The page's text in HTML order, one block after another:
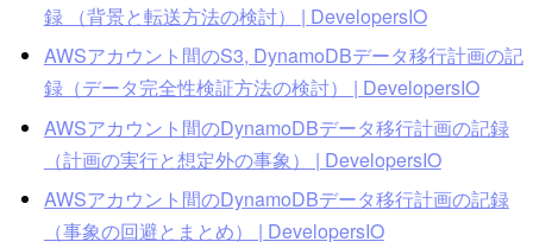
録 （背景と転送方法の検討） | DevelopersIO
AWSアカウント間のS3, DynamoDBデータ移行計画の記
録（データ完全性検証方法の検討） | DevelopersIO
AWSアカウント間のDynamoDBデータ移行計画の記録
（計画の実行と想定外の事象） | DevelopersIO
AWSアカウント間のDynamoDBデータ移行計画の記録
（事象の回避とまとめ） | DevelopersIO